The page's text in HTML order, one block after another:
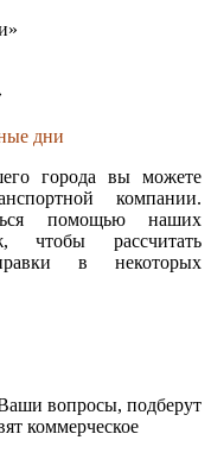
дни
города вы можете
компании.
помощью наших
чтобы рассчитать
в некоторых
вопросы, подберут
коммерческое